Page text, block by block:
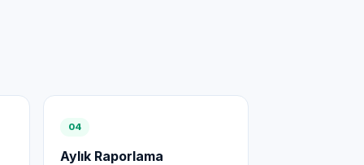
04
Aylık Raporlama